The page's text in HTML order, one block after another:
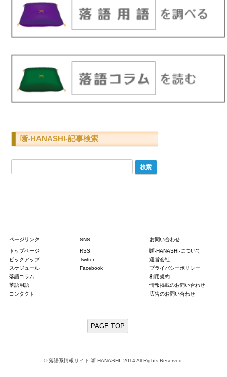
噺-HANASHI-記事検索
ページリンク
トップページ
ピックアップ
スケジュール
落語コラム
落語用語
コンタクト
SNS
RSS
Twitter
Facebook
お問い合わせ
噺-HANASHI-について
運営会社
プライバシーポリシー
利用規約
情報掲載のお問い合わせ
広告のお問い合わせ
PAGE TOP
© 落語系情報サイト 噺-HANASHI- 2014 All Rights Reserved.